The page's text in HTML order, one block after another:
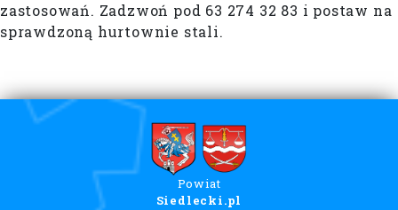
zastosowań. Zadzwoń pod 63 274 32 83 i postaw na
sprawdzoną hurtownie stali.
Powiat
Siedlecki.pl